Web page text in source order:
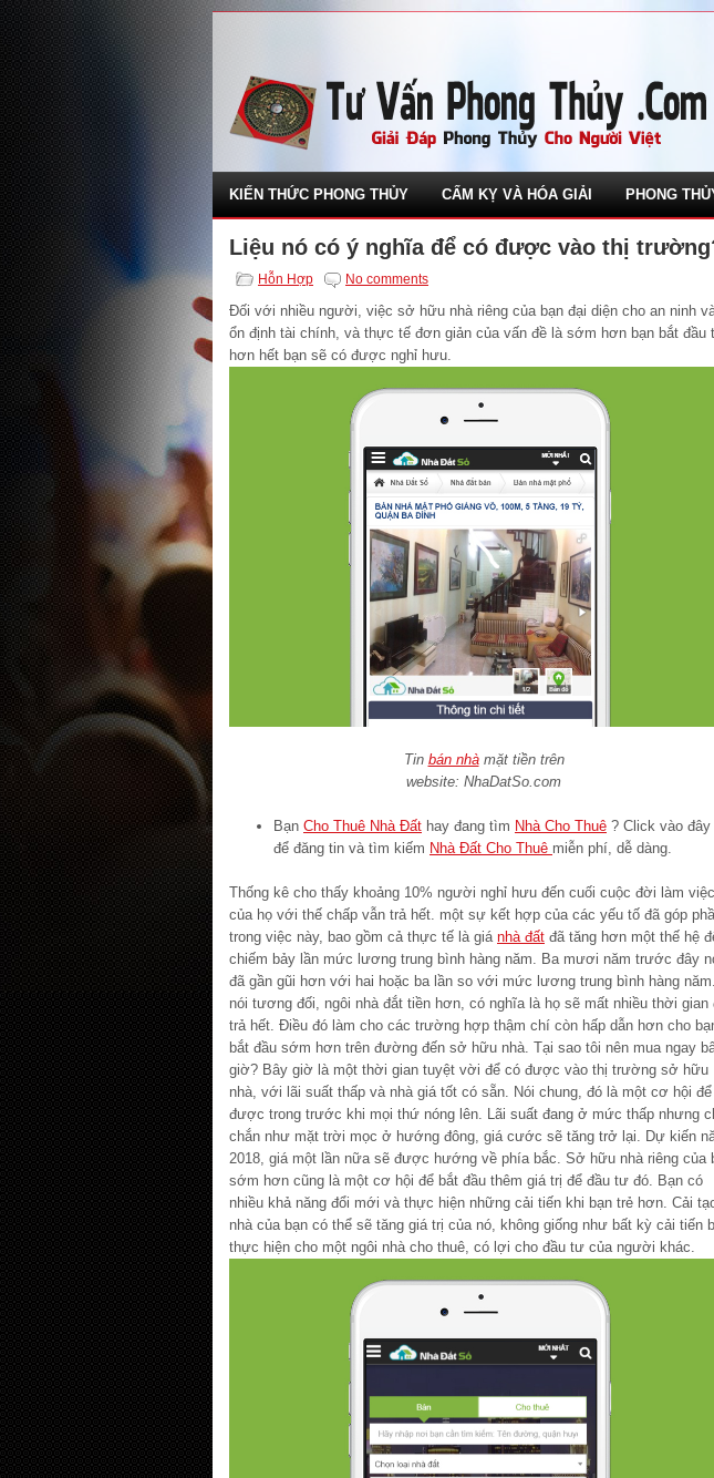
KIẾN THỨC PHONG THỦY CẤM KỴ VÀ HÓA GIẢI PHONG
Liệu nó có ý nghĩa để có được vào thị
Hỗn Hợp No comments
Đối với nhiều người, việc sở hữu nhà riêng của bạn đại diện cho an ninh
ổn định tài chính, và thực tế đơn giản của vấn đề là sớm hơn bạn bắt đầu
hơn hết bạn sẽ có được nghỉ hưu.
Tin bán nhàmặt tiền trên
website: NhaDatSo.com
Bạn Cho Thuê Nhà Đất hay đang tìm Nhà Cho Thuê ? Click vào đây
để đăng tin và tìm kiếm Nhà Đất Cho Thuê miễn phí, dễ dàng.
Thống kê cho thấy khoảng 10% người nghỉ hưu đến cuối cuộc đời làm việc
của họ với thế chấp vẫn trả hết. một sự kết hợp của các yếu tố đã góp
trong việc này, bao gồm cả thực tế là giá nhà đất đã tăng hơn một thế hệ
chiếm bảy lần mức lương trung bình hàng năm. Ba mươi năm trước đây
đã gần gũi hơn với hai hoặc ba lần so với mức lương trung bình hàng năm.
nói tương đối, ngôi nhà đắt tiền hơn, có nghĩa là họ sẽ mất nhiều thời gian
trả hết. Điều đó làm cho các trường hợp thậm chí còn hấp dẫn hơn cho
bắt đầu sớm hơn trên đường đến sở hữu nhà. Tại sao tôi nên mua ngay
giờ? Bây giờ là một thời gian tuyệt vời để có được vào thị trường sở hữu
nhà, với lãi suất thấp và nhà giá tốt có sẵn. Nói chung, đó là một cơ hội
được trong trước khi mọi thứ nóng lên. Lãi suất đang ở mức thấp nhưng
chắn như mặt trời mọc ở hướng đông, giá cước sẽ tăng trở lại. Dự kiến
2018, giá một lần nữa sẽ được hướng về phía bắc. Sở hữu nhà riêng của
sớm hơn cũng là một cơ hội để bắt đầu thêm giá trị để đầu tư đó. Bạn có
nhiều khả năng đổi mới và thực hiện những cải tiến khi bạn trẻ hơn. Cải
nhà của bạn có thể sẽ tăng giá trị của nó, không giống như bất kỳ cải tiến
thực hiện cho một ngôi nhà cho thuê, có lợi cho đầu tư của người khác.